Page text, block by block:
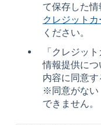
て保存した
クレジット
ください。
「クレジッ
情報提供に
内容に同意す
※同意がない
できません。